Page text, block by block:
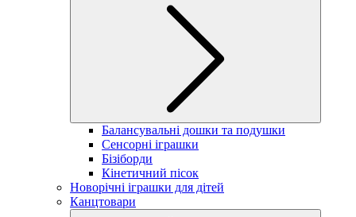
Балансувальні дошки та подушки
Сенсорні іграшки
Бізіборди
Кінетичний пісок
Новорічні іграшки для дітей
Канцтовари